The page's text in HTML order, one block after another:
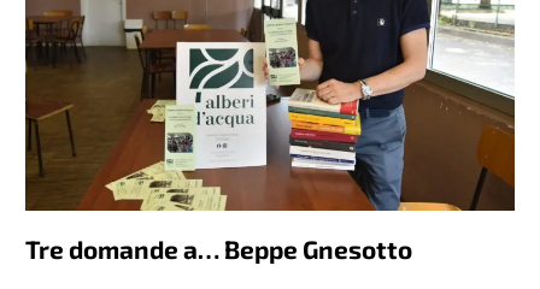
Tre domande a… Beppe Gnesotto